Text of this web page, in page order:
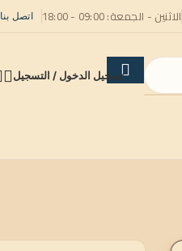
الاثنين - الجمعة: 09:00 - 18:00 اتصل بنا
تسجيل الدخول / التسجيل